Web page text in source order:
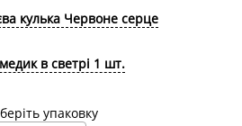
кулька Червоне серце
в светрі 1 шт.
упаковку